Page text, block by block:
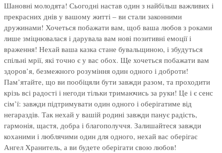
Шановні молодята! Сьогодні настав один з найбільш важливих і
прекрасних днів у вашому житті – ви стали законними
дружинами! Хочеться побажати вам, щоб ваша любов з роками
лише зміцнювалася і дарувала вам нові позитивні емоції і
враження! Нехай ваша казка стане бувальщиною, і збудуться
спільні мрії, які точно є у вас обох. Ще хочеться побажати вам
здоров’я, безмежного розуміння один одного і доброти!
Пам’ятайте, що ви пообіцяли бути завжди разом, та проходити
крізь всі радості і негоди тільки тримаючись за руки! Це і є сенс
сім’ї: завжди підтримувати один одного і оберігатиме від
негараздів. Так нехай у вашій родині завжди панує радість,
гармонія, щастя, добра і благополуччя. Залишайтеся завжди
коханими і люблячими один для одного, нехай вас оберігає
Ангел Хранитель, а ви будете оберігати свою любов!